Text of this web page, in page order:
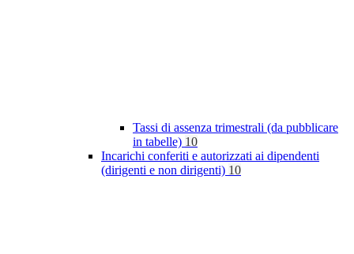
Tassi di assenza trimestrali (da pubblicare
in tabelle) 10
Incarichi conferiti e autorizzati ai dipendenti
(dirigenti e non dirigenti) 10